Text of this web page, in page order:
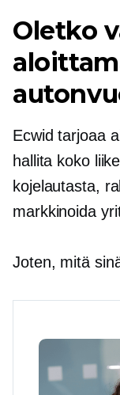
Oletko
Ecwid tarjoaa
hallita koko
kojelautasta,
markkinoida
Joten, mitä